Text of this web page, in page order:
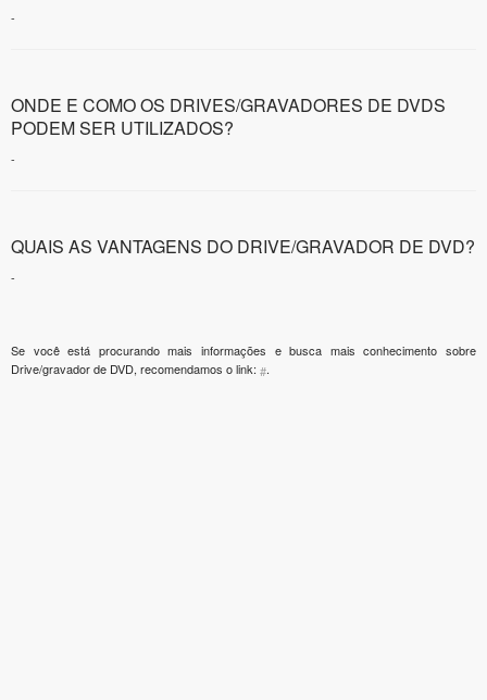
-
ONDE E COMO OS DRIVES/GRAVADORES DE DVDS
PODEM SER UTILIZADOS?
-
QUAIS AS VANTAGENS DO DRIVE/GRAVADOR DE DVD?
-
Se você está procurando mais informações e busca mais conhecimento sobre
Drive/gravador de DVD, recomendamos o link: #.